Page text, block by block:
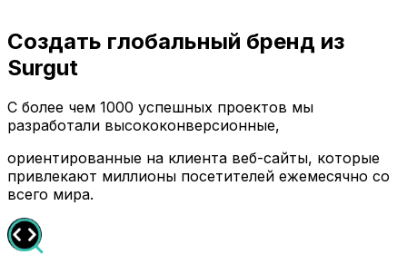
Создать глобальный бренд из
Surgut
С более чем 1000 успешных проектов мы
разработали высококонверсионные,
ориентированные на клиента веб-сайты, которые
привлекают миллионы посетителей ежемесячно со
всего мира.